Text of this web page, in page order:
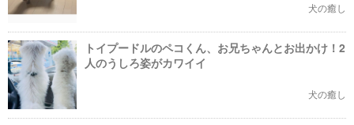
犬の癒し
トイプードルのペコくん、お兄ちゃんとお出かけ！2
人のうしろ姿がカワイイ
犬の癒し